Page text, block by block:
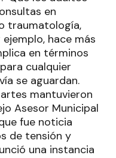
en
traumatología,
hace más
en términos
cualquier
se aguardan.
mantuvieron
Asesor Municipal
fue noticia
de tensión y
una instancia